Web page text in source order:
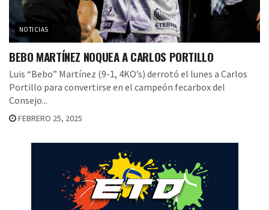
NOTICIAS
BEBO MARTÍNEZ NOQUEA A CARLOS PORTILLO
Luis “Bebo” Martínez (9-1, 4KO’s) derrotó el lunes a Carlos
Portillo para convertirse en el campeón fecarbox del
Consejo...
FEBRERO 25, 2025